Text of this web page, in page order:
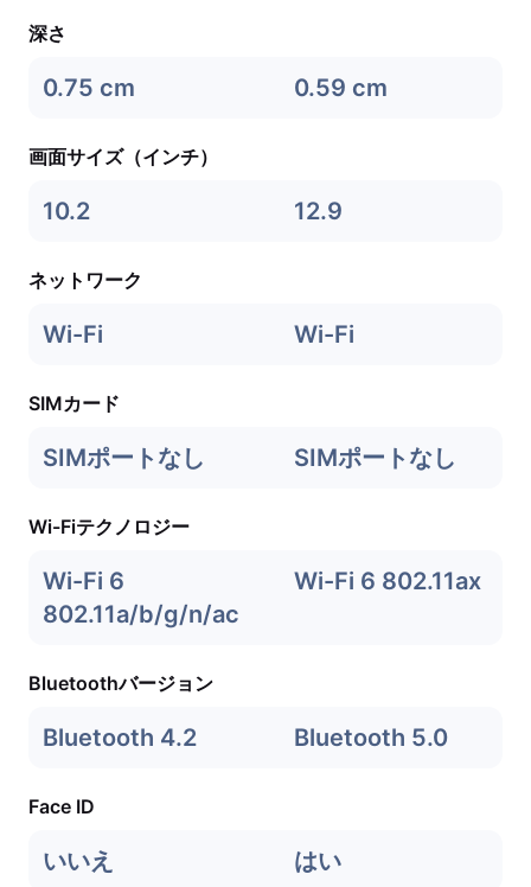
深さ
0.75 cm 0.59 cm
画面サイズ（インチ）
10.2 12.9
ネットワーク
Wi-Fi Wi-Fi
SIMカード
SIMポートなし SIMポートなし
Wi-Fiテクノロジー
Wi-Fi 6
802.11a/b/g/n/ac
Wi-Fi 6 802.11ax
Bluetoothバージョン
Bluetooth 4.2 Bluetooth 5.0
Face ID
いいえ はい